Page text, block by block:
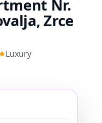
Nr.
Zrce
Luxury